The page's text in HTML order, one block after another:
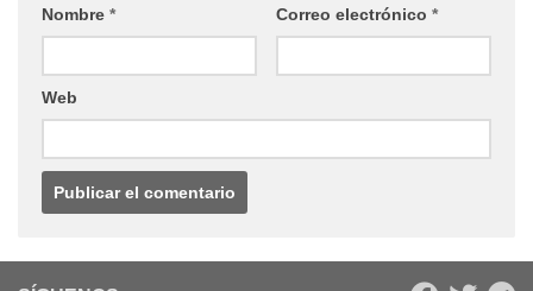
Nombre * Correo electrónico *
Web